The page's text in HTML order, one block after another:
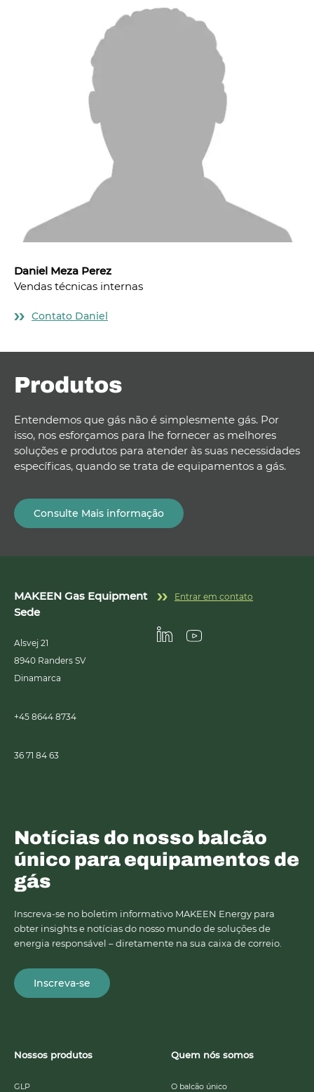
Daniel Meza Perez
Vendas técnicas internas
Contato Daniel
Produtos
Entendemos que gás não é simplesmente gás. Por
isso, nos esforçamos para lhe fornecer as melhores
soluções e produtos para atender às suas necessidades
específicas, quando se trata de equipamentos a gás.
Consulte Mais informação
MAKEEN Gas Equipment
Sede
Alsvej 21
8940 Randers SV
Dinamarca
+45 8644 8734
36 71 84 63
Entrar em contato
Nossos produtos
GLP
Quem nós somos
O balcão único
Notícias do nosso balcão
único para equipamentos de
gás
Inscreva-se no boletim informativo MAKEEN Energy para
obter insights e notícias do nosso mundo de soluções de
energia responsável – diretamente na sua caixa de correio.
Inscreva-se